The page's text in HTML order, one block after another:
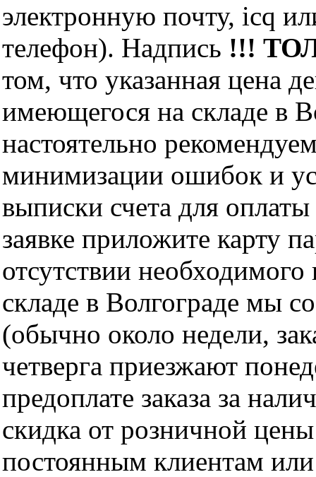
электронную почту, icq
телефон). Надпись !!!
том, что указанная цена
имеющегося на складе в
настоятельно
минимизации ошибок и
выписки счета для
заявке приложите карту
отсутствии
складе в Волгограде мы
(обычно около недели,
четверга приезжают
предоплате заказа за
скидка от розничной
постоянным клиентам